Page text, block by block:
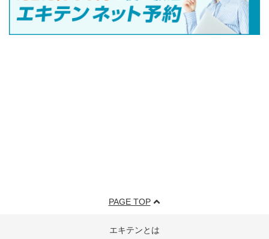
PAGE TOP
エキテンとは